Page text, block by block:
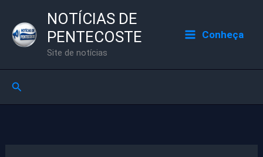
para
NOTÍCIAS DE
PENTECOSTE
Site de notícias
Conheça
Pesquisar